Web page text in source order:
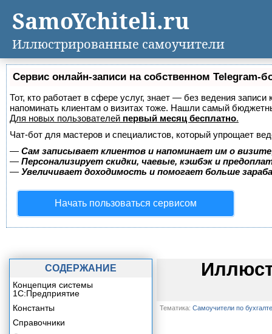
Сервис онлайн-записи на собственном Telegram-
Тот, кто работает в сфере услуг, знает — без ведения
напоминать клиентам о визитах тоже. Нашли самый
Для новых пользователей первый месяц бесплатно.
Чат-бот для мастеров и специалистов, который упрощает
— Сам записывает клиентов и напоминает им о
— Персонализирует скидки, чаевые, кэшбэк и
— Увеличивает доходимость и помогает больше
Начать пользоваться сервисом
Тематика: Самоучители по
СОДЕРЖАНИЕ
Концепция системы
1С:Предприятие
Константы
Справочники
SamoYchiteli.ru
Иллюстрированные самоучители